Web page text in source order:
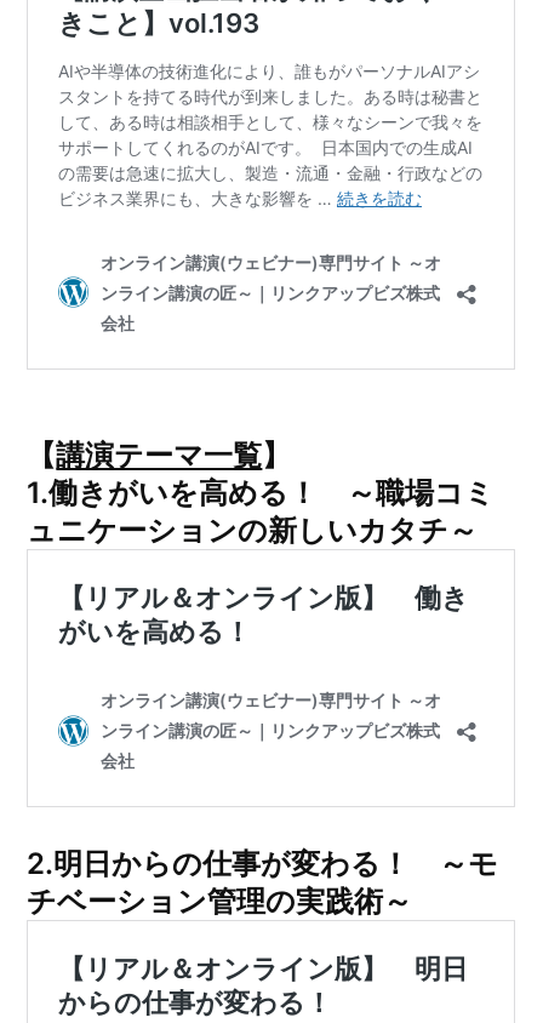
【講演テーマ一覧】
1.働きがいを高める！ ～職場コミ
ュニケーションの新しいカタチ～
2.明日からの仕事が変わる！ ～モ
チベーション管理の実践術～